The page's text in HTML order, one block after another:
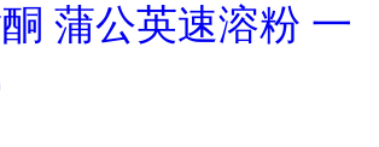
蒲公英速溶粉 一